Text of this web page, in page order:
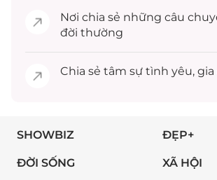
Nơi chia sẻ những câu
đời thường
Chia sẻ tâm sự tình yêu,
SHOWBIZ ĐẸP+
ĐỜI SỐNG XÃ HỘI